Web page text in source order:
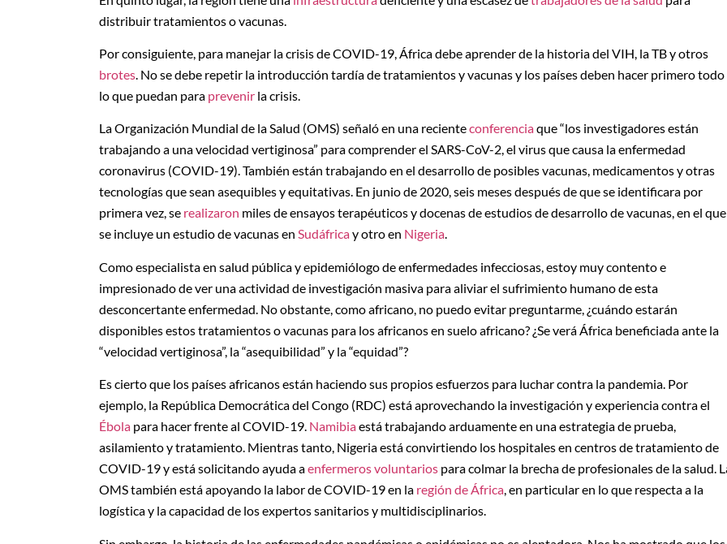
distribuir tratamientos o vacunas.
Por consiguiente, para manejar la crisis de COVID-19, África debe aprender de la historia del VIH, la TB y otros
brotes. No se debe repetir la introducción tardía de tratamientos y vacunas y los países deben hacer primero todo
lo que puedan para prevenir la crisis.
La Organización Mundial de la Salud (OMS) señaló en una recienteconferenciaque “los investigadores están
trabajando a una velocidad vertiginosa” para comprender el SARS-CoV-2, el virus que causa la enfermedad
coronavirus (COVID-19). También están trabajando en el desarrollo de posibles vacunas, medicamentos y otras
tecnologías que sean asequibles y equitativas. En junio de 2020, seis meses después de que se identificara por
primera vez, se realizaron miles de ensayos terapéuticos y docenas de estudios de desarrollo de vacunas, en el que
se incluye un estudio de vacunas en Sudáfricay otro en Nigeria.
Como especialista en salud pública y epidemiólogo de enfermedades infecciosas, estoy muy contento e
impresionado de ver una actividad de investigación masiva para aliviar el sufrimiento humano de esta
desconcertante enfermedad. No obstante, como africano, no puedo evitar preguntarme, ¿cuándo estarán
disponibles estos tratamientos o vacunas para los africanos en suelo africano? ¿Se verá África beneficiada ante la
“velocidad vertiginosa”, la “asequibilidad” y la “equidad”?
Es cierto que los países africanos están haciendo sus propios esfuerzos para luchar contra la pandemia. Por
ejemplo, la República Democrática del Congo (RDC) está aprovechando la investigación y experiencia contra el
Ébola para hacer frente al COVID-19. Namibiaestá trabajando arduamente en una estrategia de prueba,
asilamiento y tratamiento. Mientras tanto, Nigeria está convirtiendo los hospitales en centros de tratamiento de
COVID-19 y está solicitando ayuda aenfermeros voluntarios para colmar la brecha de profesionales de la salud.
OMS también está apoyando la labor de COVID-19 en la región de África, en particular en lo que respecta a la
logística y la capacidad de los expertos sanitarios y multidisciplinarios.